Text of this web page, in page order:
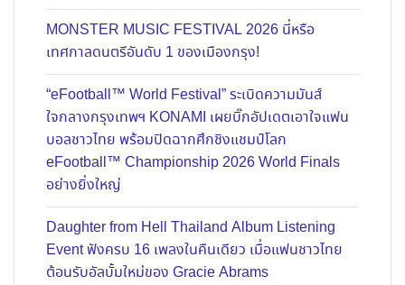
MONSTER MUSIC FESTIVAL 2026 นี่หรือ
เทศกาลดนตรีอันดับ 1 ของเมืองกรุง!
“eFootball™ World Festival” ระเบิดความมันส์
ใจกลางกรุงเทพฯ KONAMI เผยบิ๊กอัปเดตเอาใจแฟน
บอลชาวไทย พร้อมปิดฉากศึกชิงแชมป์โลก
eFootball™ Championship 2026 World Finals
อย่างยิ่งใหญ่
Daughter from Hell Thailand Album Listening
Event ฟังครบ 16 เพลงในคืนเดียว เมื่อแฟนชาวไทย
ต้อนรับอัลบั้มใหม่ของ Gracie Abrams